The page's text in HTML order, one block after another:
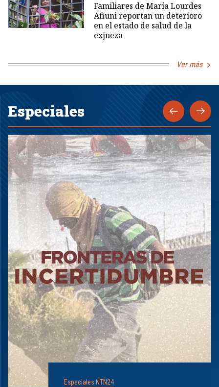
Familiares de María Lourdes
Afiuni reportan un deterioro
en el estado de salud de la
exjueza
Ver más
Especiales
Especiales NTN24